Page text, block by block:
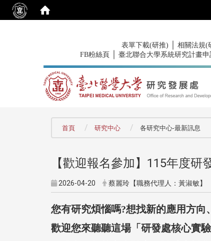
表單下載(研推) 相關法規(
FB粉絲頁
臺北聯合大學系統研究計畫
首頁 研究中心 各研究中心-最新訊息
【歡迎報名參加】115年度
2026-04-20 蔡麗玲【職務代理人：黃淑敏】
您有研究煩惱嗎?想找新的應用方向
歡迎您來聽聽這場「研發處核心實